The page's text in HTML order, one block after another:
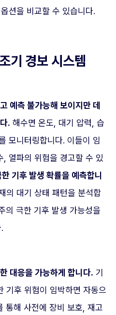
션을 비교할 수 있습니다.
기 경보 시스템
예측 불가능해 보이지만 데
. 해수면 온도, 대기 압력, 습
모니터링합니다. 이들이 임
열파의 위험을 경고할 수 있
기후 발생 확률을 예측합니
의 대기 상태 패턴을 분석합
의 극한 기후 발생 가능성을
대응을 가능하게 합니다. 기
기후 위험이 임박하면 자동으
통해 사전에 장비 보호, 재고